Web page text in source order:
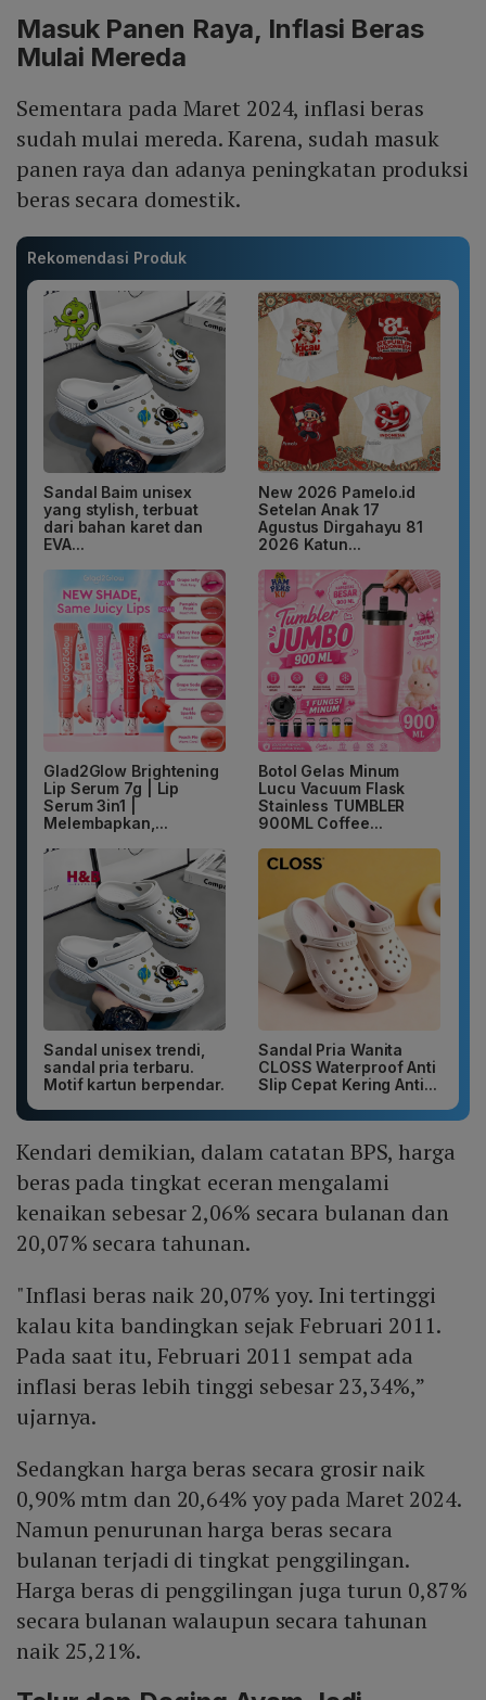
Masuk Panen Raya, Inflasi Beras
Mulai Mereda
Sementara pada Maret 2024, inflasi beras
sudah mulai mereda. Karena, sudah masuk
panen raya dan adanya peningkatan produksi
beras secara domestik.
Rekomendasi Produk
Sandal Baim unisex
yang stylish, terbuat
dari bahan karet dan
EVA...
New 2026 Pamelo.id
Setelan Anak 17
Agustus Dirgahayu 81
2026 Katun...
Glad2Glow Brightening
Lip Serum 7g | Lip
Serum 3in1 |
Melembapkan,...
Botol Gelas Minum
Lucu Vacuum Flask
Stainless TUMBLER
900ML Coffee...
Sandal unisex trendi,
sandal pria terbaru.
Motif kartun berpendar.
Sandal Pria Wanita
CLOSS Waterproof Anti
Slip Cepat Kering Anti...
Kendari demikian, dalam catatan BPS, harga
beras pada tingkat eceran mengalami
kenaikan sebesar 2,06% secara bulanan dan
20,07% secara tahunan.
"Inflasi beras naik 20,07% yoy. Ini tertinggi
kalau kita bandingkan sejak Februari 2011.
Pada saat itu, Februari 2011 sempat ada
inflasi beras lebih tinggi sebesar 23,34%,”
ujarnya.
Sedangkan harga beras secara grosir naik
0,90% mtm dan 20,64% yoy pada Maret 2024.
Namun penurunan harga beras secara
bulanan terjadi di tingkat penggilingan.
Harga beras di penggilingan juga turun 0,87%
secara bulanan walaupun secara tahunan
naik 25,21%.